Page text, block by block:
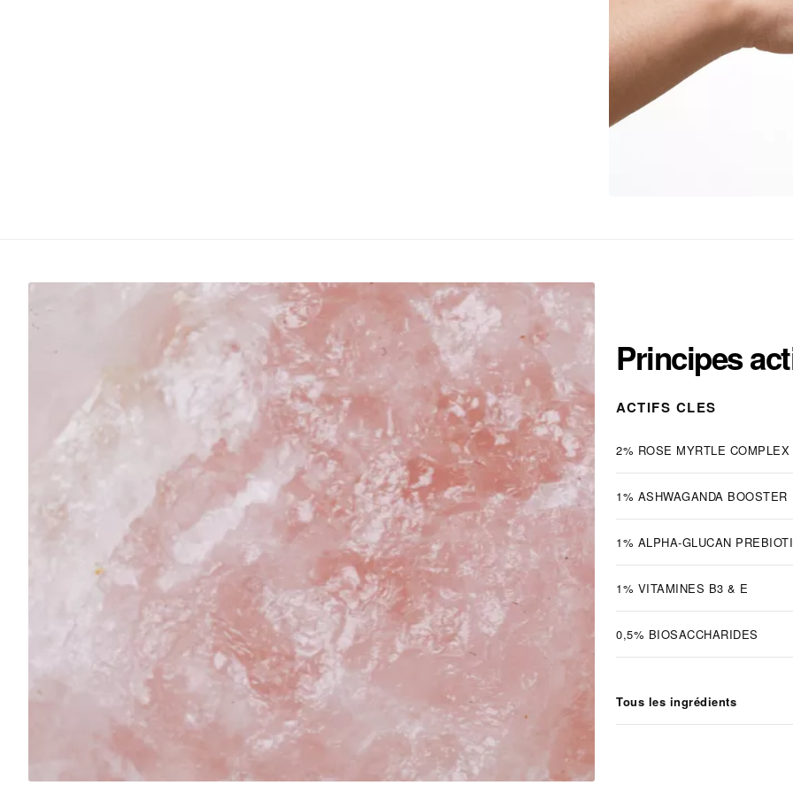
Principes
ACTIFS CLES
2% ROSE MYRTLE COMPLEX
1% ASHWAGANDA BOOSTER
1% ALPHA-GLUCAN
1% VITAMINES B3 & E
0,5% BIOSACCHARIDES
Tous les ingrédients